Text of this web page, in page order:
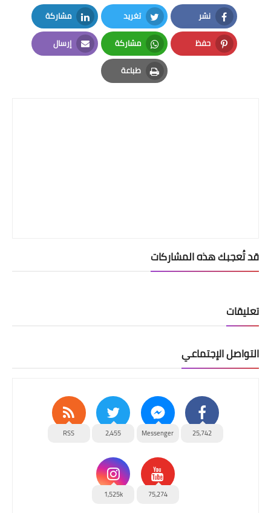
نشر
Facebook
تغريد
Twitter
مشاركة
LinkedIn
حفظ
Pinterest
مشاركة
Whatsapp
إرسال
Email
طباعة
Print
قد تُعجبك هذه المشاركات
تعليقات
التواصل الإجتماعي
25,742
Messenger
2,455
RSS
75,274
1,525k